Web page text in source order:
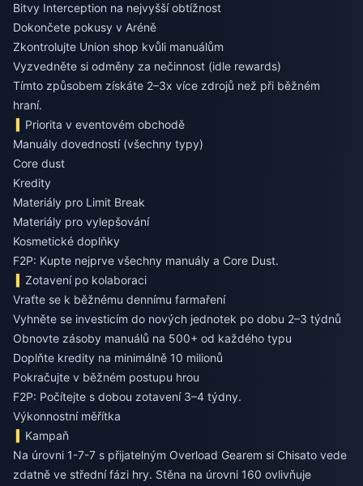
Bitvy Interception na nejvyšší obtížnost
Dokončete pokusy v Aréně
Zkontrolujte Union shop kvůli manuálům
Vyzvedněte si odměny za nečinnost (idle rewards)
Tímto způsobem získáte 2–3x více zdrojů než při běžném
hraní.
Priorita v eventovém obchodě
Manuály dovedností (všechny typy)
Core dust
Kredity
Materiály pro Limit Break
Materiály pro vylepšování
Kosmetické doplňky
F2P: Kupte nejprve všechny manuály a Core Dust.
Zotavení po kolaboraci
Vraťte se k běžnému dennímu farmaření
Vyhněte se investicím do nových jednotek po dobu 2–3 týdnů
Obnovte zásoby manuálů na 500+ od každého typu
Doplňte kredity na minimálně 10 milionů
Pokračujte v běžném postupu hrou
F2P: Počítejte s dobou zotavení 3–4 týdny.
Výkonnostní měřítka
Kampaň
Na úrovni 1-7-7 s přijatelným Overload Gearem si Chisato vede
zdatně ve střední fázi hry. Stěna na úrovni 160 ovlivňuje